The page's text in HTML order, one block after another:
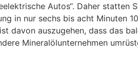
Autos“. Daher statten
in nur sechs bis acht Minuten
davon auszugehen, dass das
Mineralölunternehmen